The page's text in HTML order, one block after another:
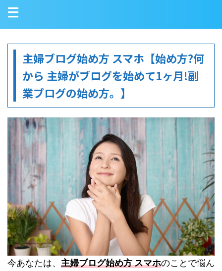
主婦ブログ始め方 スマホ【始め方?何
から 主婦がブログを始めて1ヶ月!副
業ブログの始め方。】
今あなたは、 主婦ブログ始め方 スマホのことで悩ん